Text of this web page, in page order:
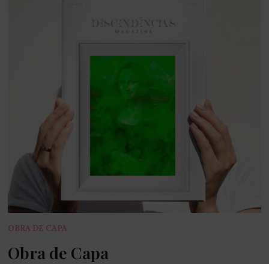
OBRA DE CAPA
Obra de Capa